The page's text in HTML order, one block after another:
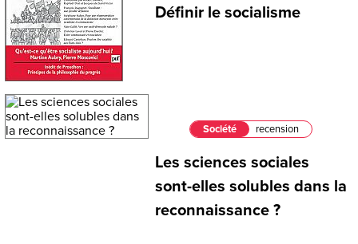
Définir le socialisme
Société recension
Les sciences sociales
sont-elles solubles dans la
reconnaissance ?